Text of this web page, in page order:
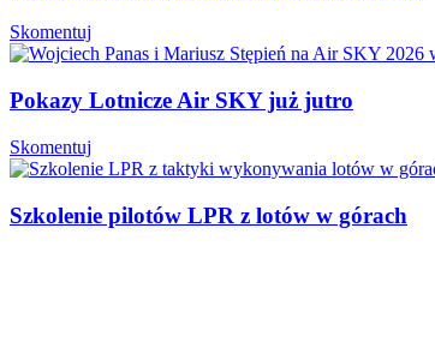
Skomentuj
Pokazy Lotnicze Air SKY już jutro
Skomentuj
Szkolenie pilotów LPR z lotów w górach